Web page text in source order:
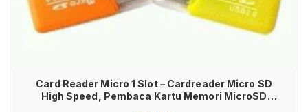
Card Reader Micro 1 Slot – Cardreader Micro SD
High Speed, Pembaca Kartu Memori MicroSD